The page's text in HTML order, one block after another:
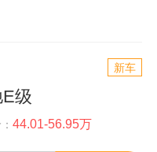
新车
级
44.01-56.95万